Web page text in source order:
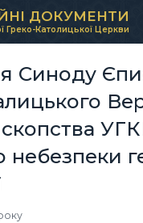
ДОКУМЕНТИ
Греко-Католицької Церкви
Синоду
небезпеки